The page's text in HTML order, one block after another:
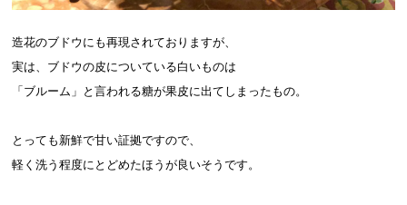
造花のブドウにも再現されておりますが、
実は、ブドウの皮についている白いものは
「ブルーム」と言われる糖が果皮に出てしまったもの。
とっても新鮮で甘い証拠ですので、
軽く洗う程度にとどめたほうが良いそうです。